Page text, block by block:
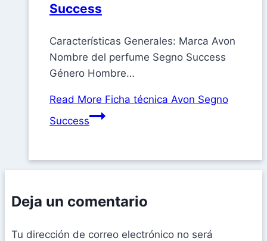
Success
Características Generales: Marca Avon
Nombre del perfume Segno Success
Género Hombre…
Read More Ficha técnica Avon Segno
Success
Deja un comentario
Tu dirección de correo electrónico no será